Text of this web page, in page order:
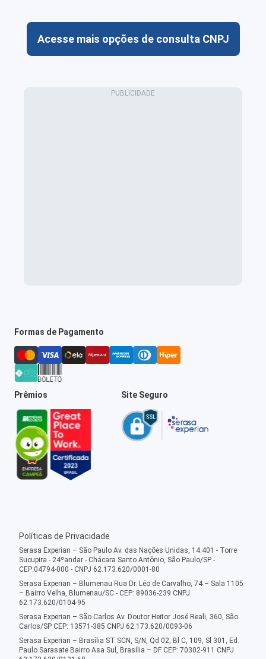
Acesse mais opções de consulta CNPJ
Formas de Pagamento
Prêmios Site Seguro
Políticas de Privacidade
Serasa Experian – São Paulo Av. das Nações Unidas, 14.401 - Torre
Sucupira - 24ºandar - Chácara Santo Antônio, São Paulo/SP -
CEP:04794-000 - CNPJ 62.173.620/0001-80
Serasa Experian – Blumenau Rua Dr. Léo de Carvalho, 74 – Sala 1105
– Bairro Velha, Blumenau/SC - CEP: 89036-239 CNPJ
62.173.620/0104-95
Serasa Experian – São Carlos Av. Doutor Heitor José Reali, 360, São
Carlos/SP CEP: 13571-385 CNPJ 62.173.620/0093-06
Serasa Experian – Brasília ST SCN, S/N, Qd 02, Bl C, 109, Sl 301, Ed.
Paulo Sarasate Bairro Asa Sul, Brasília – DF CEP: 70302-911 CNPJ